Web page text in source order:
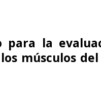
para la
músculos